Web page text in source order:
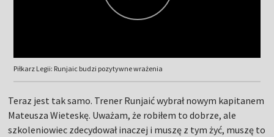
Piłkarz Legii: Runjaic budzi pozytywne wrażenia
Teraz jest tak samo. Trener Runjaić wybrał nowym kapitanem
Mateusza Wieteskę. Uważam, że robiłem to dobrze, ale
szkoleniowiec zdecydował inaczej i muszę z tym żyć, muszę to